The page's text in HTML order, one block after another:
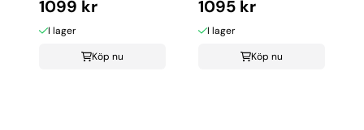
1099 kr
I lager
Köp nu
1095 kr
I lager
Köp nu